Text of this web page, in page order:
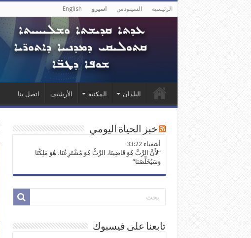
الرئيسية السينودس اسيرو English
البلدان المكتبة الأرشيف اتصل بنا
خبز الحياة اليومي
ﺃﺷﻌﻴﺎء 33:22
“لأَنَّ الرَّبَّ هُوَ قَاضِينَا، الرَّبُّ هُوَ مُشْتَرِعُنَا، هُوَ مَلِكُنَا
وَسَيُخَلِّصُنَا”
تابعنا على فيسبوك